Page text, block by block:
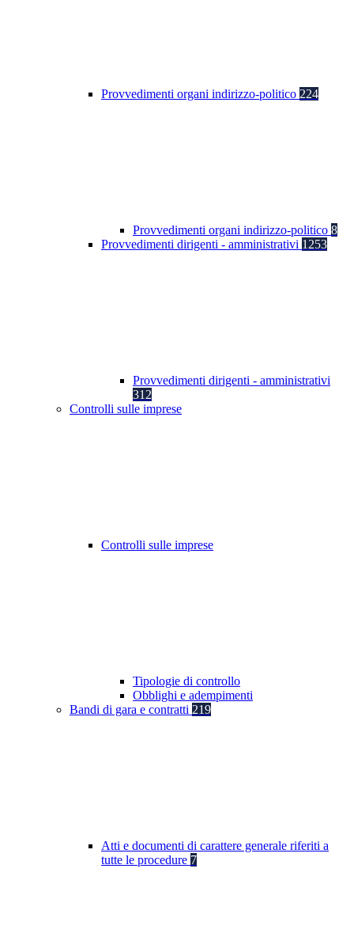
Provvedimenti organi indirizzo-politico 224
Provvedimenti organi indirizzo-politico 8
Provvedimenti dirigenti - amministrativi 1253
Provvedimenti dirigenti - amministrativi
312
Controlli sulle imprese
Controlli sulle imprese
Tipologie di controllo
Obblighi e adempimenti
Bandi di gara e contratti 219
Atti e documenti di carattere generale riferiti a
tutte le procedure 7